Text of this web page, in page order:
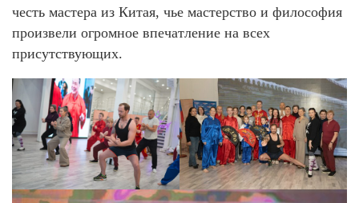
честь мастера из Китая, чье мастерство и философия
произвели огромное впечатление на всех
присутствующих.